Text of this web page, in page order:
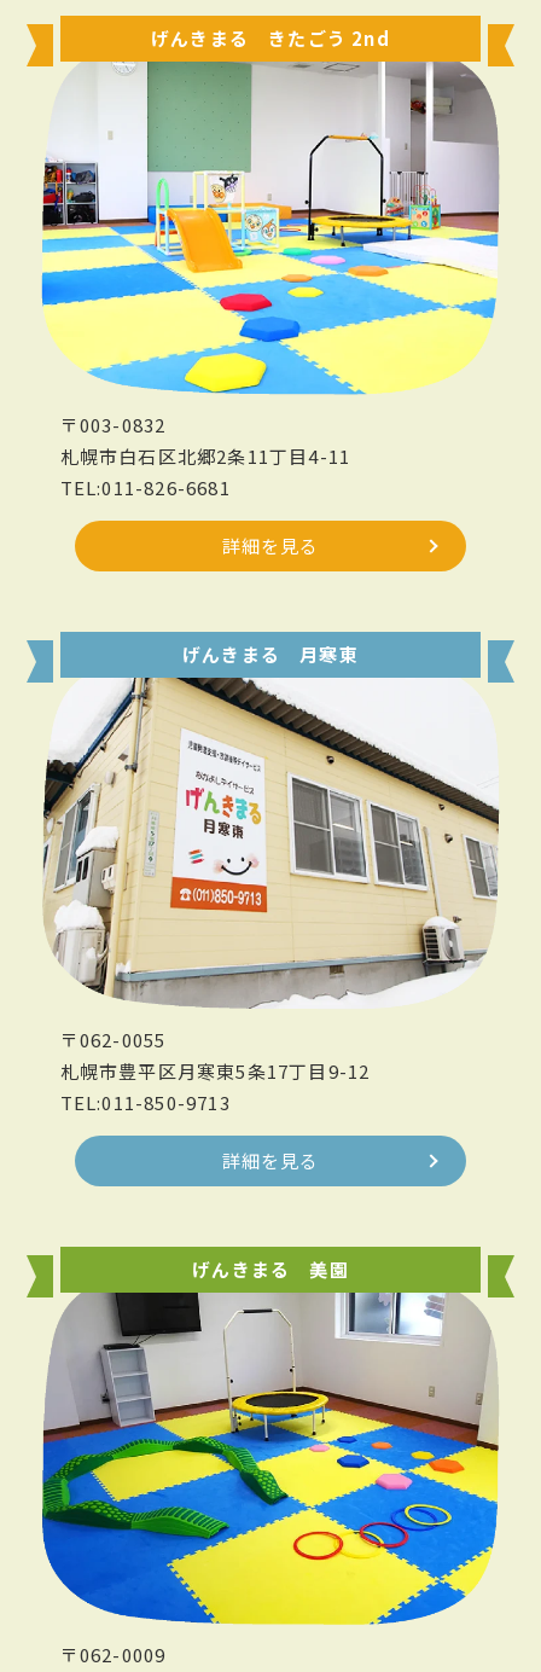
げんきまる きたごう 2nd
〒003-0832
札幌市白石区北郷2条11丁目4-11
TEL:011-826-6681
詳細を見る
げんきまる 月寒東
〒062-0055
札幌市豊平区月寒東5条17丁目9-12
TEL:011-850-9713
詳細を見る
げんきまる 美園
〒062-0009